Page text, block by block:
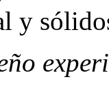
y